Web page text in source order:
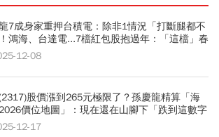
7成身家重押台積電：除非1情況「打斷腿都不
鴻海、台達電...7檔紅包股抱過年：「這檔」春
12-08
股價漲到265元極限了？孫慶龍精算「海
價位地圖」：現在還在山腳下「跌到這數字
」12-17